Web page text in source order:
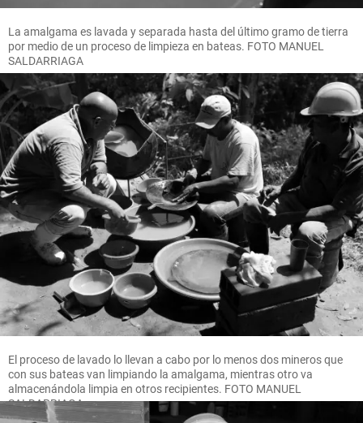
La amalgama es lavada y separada hasta del último gramo de tierra
por medio de un proceso de limpieza en bateas. FOTO MANUEL
SALDARRIAGA
El proceso de lavado lo llevan a cabo por lo menos dos mineros que
con sus bateas van limpiando la amalgama, mientras otro va
almacenándola limpia en otros recipientes. FOTO MANUEL
SALDARRIAGA